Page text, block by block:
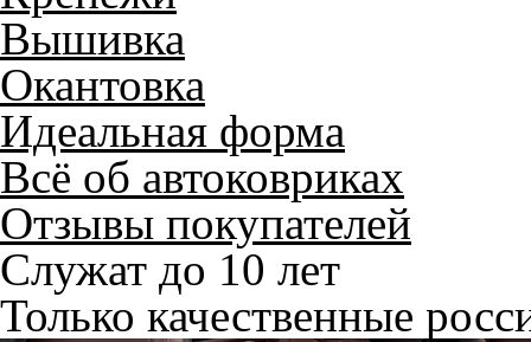
Вышивка
Окантовка
Идеальная форма
Всё об автоковриках
Отзывы покупателей
Служат до 10 лет
Только качественные